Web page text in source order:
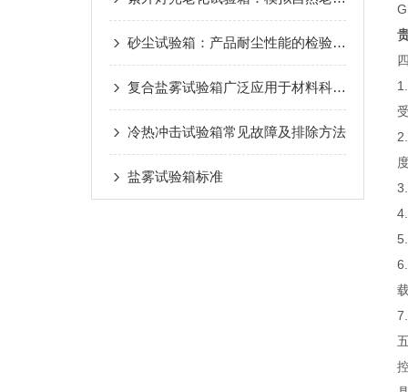
砂尘试验箱：产品耐尘性能的检验设备
复合盐雾试验箱广泛应用于材料科学领域
冷热冲击试验箱常见故障及排除方法
盐雾试验箱标准